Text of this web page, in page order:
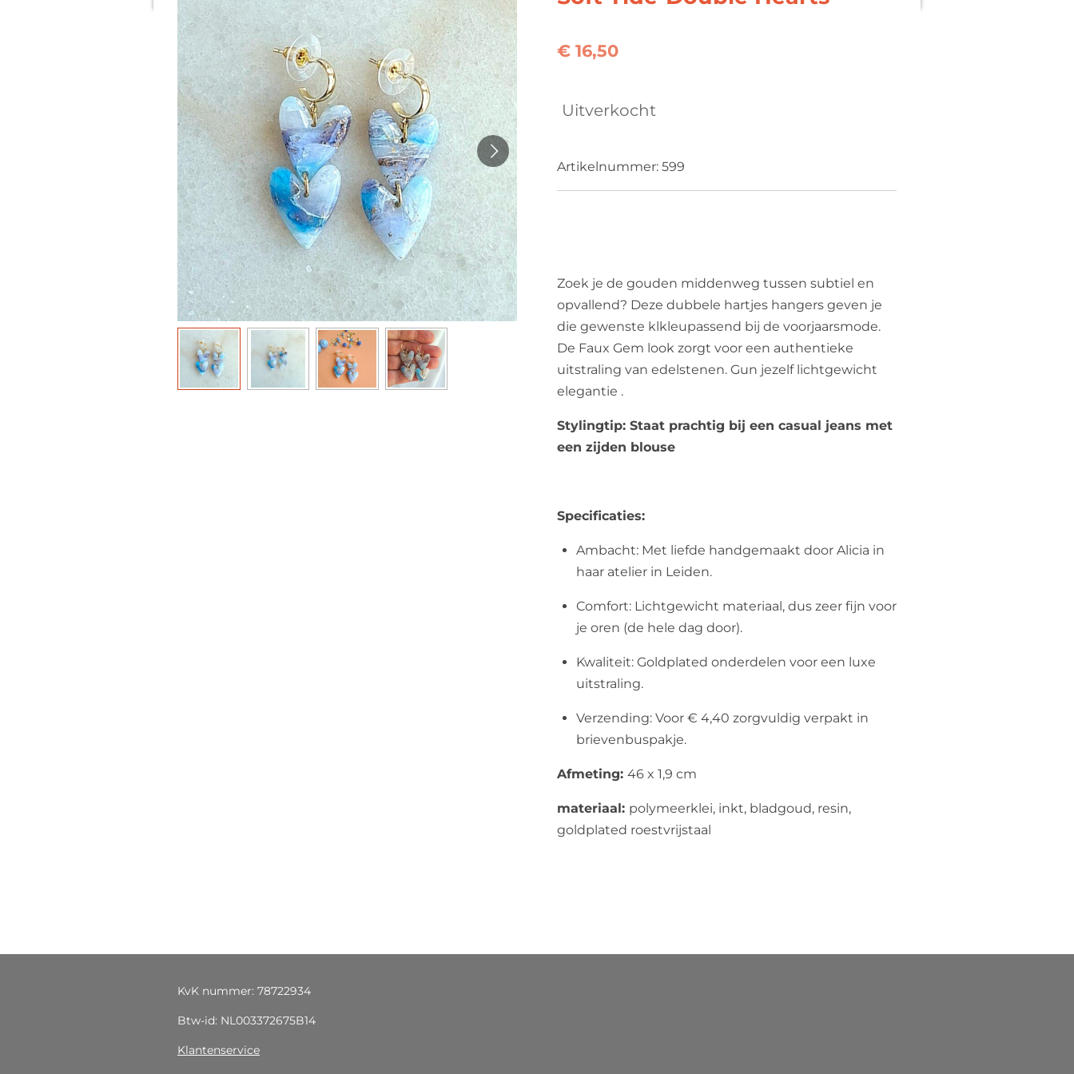
€ 16,50
Uitverkocht
Artikelnummer: 599
Zoek je de gouden middenweg tussen subtiel en
opvallend? Deze dubbele hartjes hangers geven je
die gewenste klkleupassend bij de voorjaarsmode.
De Faux Gem look zorgt voor een authentieke
uitstraling van edelstenen. Gun jezelf lichtgewicht
elegantie .
Stylingtip: Staat prachtig bij een casual jeans met
een zijden blouse
Specificaties:
Ambacht: Met liefde handgemaakt door Alicia in
haar atelier in Leiden.
Comfort: Lichtgewicht materiaal, dus zeer fijn voor
je oren (de hele dag door).
Kwaliteit: Goldplated onderdelen voor een luxe
uitstraling.
Verzending: Voor € 4,40 zorgvuldig verpakt in
brievenbuspakje.
Afmeting: 46 x 1,9 cm
materiaal: polymeerklei, inkt, bladgoud, resin,
goldplated roestvrijstaal
KvK nummer: 78722934
Btw-id: NL003372675B14
Klantenservice